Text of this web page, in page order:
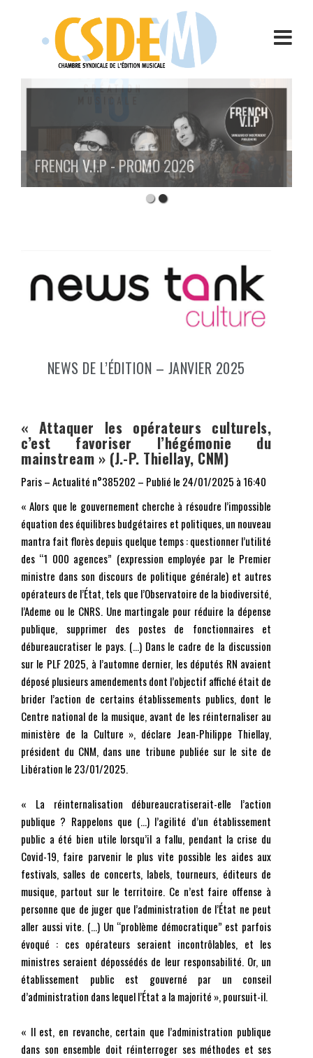
FRENCH V.I.P - PROMO 2026
NEWS DE L’ÉDITION – JANVIER 2025
« Attaquer les opérateurs culturels,
c’est favoriser l’hégémonie du
mainstream » (J.-P. Thiellay, CNM)
Paris – Actualité n°385202 – Publié le 24/01/2025 à 16:40
« Alors que le gouvernement cherche à résoudre l’impossible
équation des équilibres budgétaires et politiques, un nouveau
mantra fait florès depuis quelque temps : questionner l’utilité
des “1 000 agences” (expression employée par le Premier
ministre dans son discours de politique générale) et autres
opérateurs de l’État, tels que l’Observatoire de la biodiversité,
l’Ademe ou le CNRS. Une martingale pour réduire la dépense
publique, supprimer des postes de fonctionnaires et
débureaucratiser le pays. (…) Dans le cadre de la discussion
sur le PLF 2025, à l’automne dernier, les députés RN avaient
déposé plusieurs amendements dont l’objectif affiché était de
brider l’action de certains établissements publics, dont le
Centre national de la musique, avant de les réinternaliser au
ministère de la Culture », déclare Jean-Philippe Thiellay,
président du CNM, dans une tribune publiée sur le site de
Libération le 23/01/2025.
« La réinternalisation débureaucratiserait-elle l’action
publique ? Rappelons que (…) l’agilité d’un établissement
public a été bien utile lorsqu’il a fallu, pendant la crise du
Covid-19, faire parvenir le plus vite possible les aides aux
festivals, salles de concerts, labels, tourneurs, éditeurs de
musique, partout sur le territoire. Ce n’est faire offense à
personne que de juger que l’administration de l’État ne peut
aller aussi vite. (…) Un “problème démocratique” est parfois
évoqué : ces opérateurs seraient incontrôlables, et les
ministres seraient dépossédés de leur responsabilité. Or, un
établissement public est gouverné par un conseil
d’administration dans lequel l’État a la majorité », poursuit-il.
« Il est, en revanche, certain que l’administration publique
dans son ensemble doit réinterroger ses méthodes et ses